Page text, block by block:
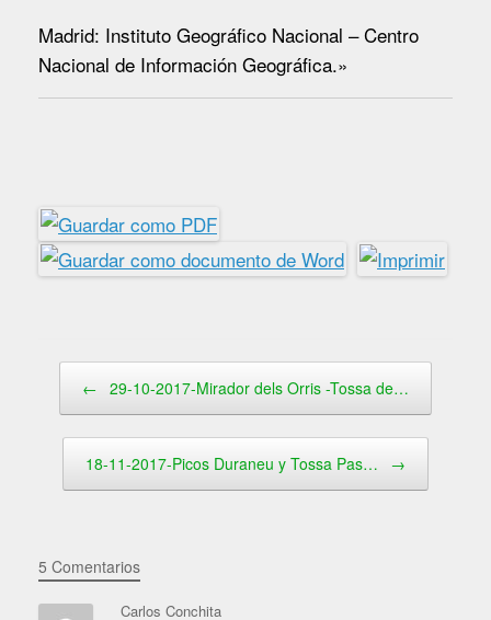
Madrid: Instituto Geográfico Nacional – Centro
Nacional de Información Geográfica.»
← 29-10-2017-Mirador dels Orris -Tossa de…
18-11-2017-Picos Duraneu y Tossa Pas… →
5 Comentarios
Carlos Conchita